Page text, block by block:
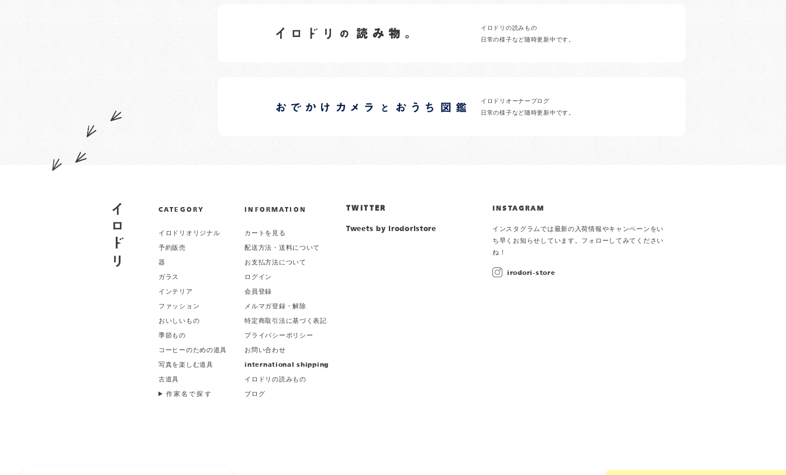
イロドリの読みもの
日常の様子など随時更新中です。
イロドリオーナーブログ
日常の様子など随時更新中です。
CATEGORY
イロドリオリジナル
予約販売
器
ガラス
インテリア
ファッション
おいしいもの
季節もの
コーヒーのための道具
写真を楽しむ道具
古道具
作家名で探す
INFORMATION
カートを見る
配送方法・送料について
お支払方法について
ログイン
会員登録
メルマガ登録・解除
特定商取引法に基づく表記
プライバシーポリシー
お問い合わせ
international shipping
イロドリの読みもの
ブログ
TWITTER
Tweets by irodoristore
INSTAGRAM
インスタグラムでは最新の入荷情報やキャンペーンをい
ち早くお知らせしています。フォローしてみてください
ね！
irodori-store